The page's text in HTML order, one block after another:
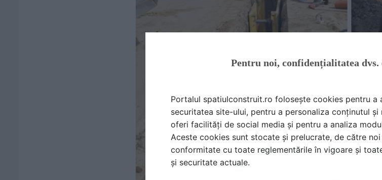
Pentru noi, confidențialitatea dvs.
Portalul spatiulconstruit.ro folosește cookies pentru a
securitatea site-ului, pentru a personaliza conținutul
oferi facilități de social media și pentru a analiza
Aceste cookies sunt stocate și prelucrate, de către
conformitate cu toate reglementările în vigoare și
și securitate actuale.